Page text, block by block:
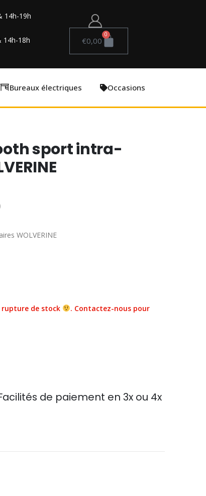
14h-19h
14h-18h
€0,00
0
Bureaux électriques Occasions
sport intra-
WOLVERINE
de stock
. Contactez-nous pour
de paiement en 3x ou 4x